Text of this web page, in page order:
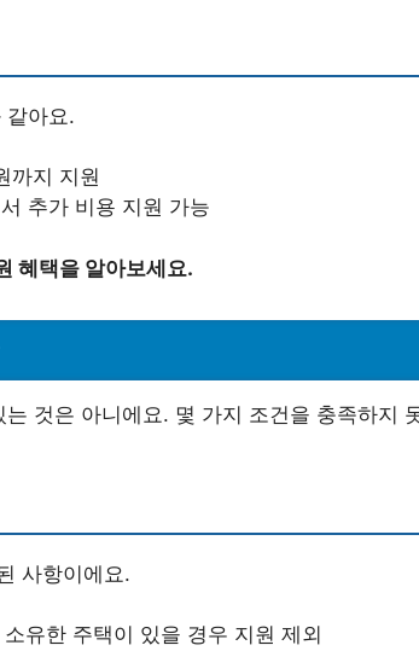
같아요.
까지 지원
추가 비용 지원 가능
혜택을 알아보세요.
것은 아니에요. 몇 가지 조건을 충족하지
사항이에요.
유한 주택이 있을 경우 지원 제외